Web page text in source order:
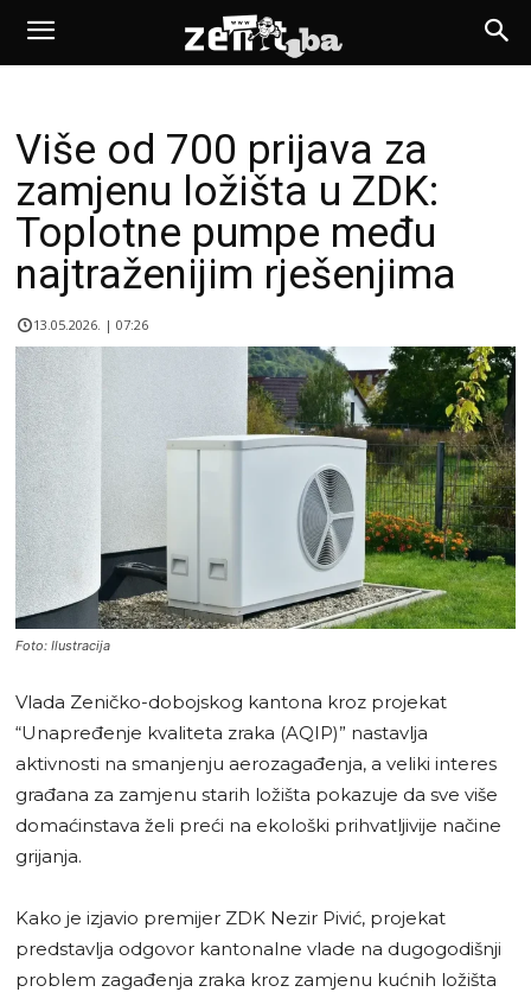
Više od 700 prijava za
zamjenu ložišta u ZDK:
Toplotne pumpe među
najtraženijim rješenjima
13.05.2026. | 07:26
Foto: Ilustracija
Vlada Zeničko-dobojskog kantona kroz projekat
“Unapređenje kvaliteta zraka (AQIP)” nastavlja
aktivnosti na smanjenju aerozagađenja, a veliki interes
građana za zamjenu starih ložišta pokazuje da sve više
domaćinstava želi preći na ekološki prihvatljivije načine
grijanja.
Kako je izjavio premijer ZDK Nezir Pivić, projekat
predstavlja odgovor kantonalne vlade na dugogodišnji
problem zagađenja zraka kroz zamjenu kućnih ložišta